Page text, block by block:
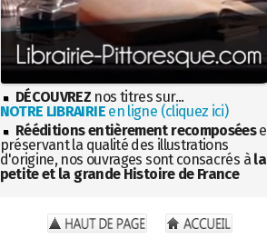
DÉCOUVREZ nos titres sur...
NOTRE LIBRAIRIEen ligne (cliquez ici)
Rééditions entièrement recomposées
préservant la qualité des illustrations
d'origine, nos ouvrages sont consacrés à la
petite et la grande Histoire de France